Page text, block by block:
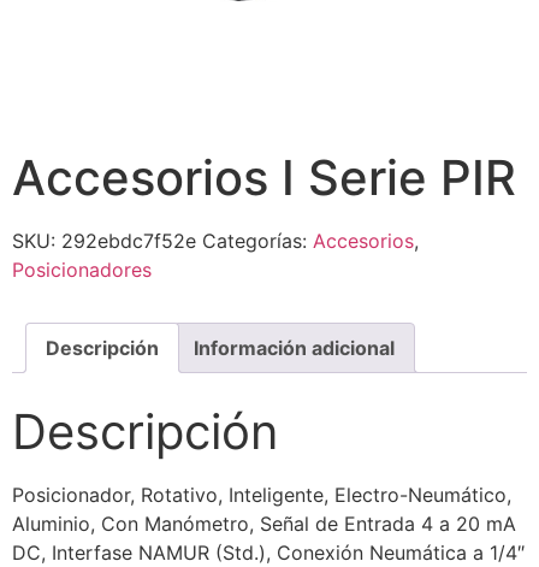
Accesorios I Serie PIR
SKU: 292ebdc7f52e Categorías: Accesorios,
Posicionadores
Descripción Información adicional
Descripción
Posicionador, Rotativo, Inteligente, Electro-Neumático,
Aluminio, Con Manómetro, Señal de Entrada 4 a 20 mA
DC, Interfase NAMUR (Std.), Conexión Neumática a 1/4″